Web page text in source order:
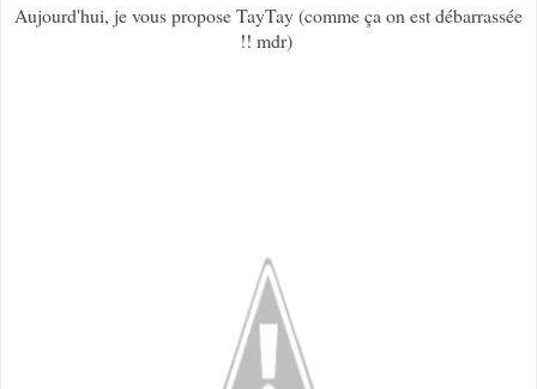
Aujourd'hui, je vous propose TayTay (comme ça on est débarrassée
!! mdr)